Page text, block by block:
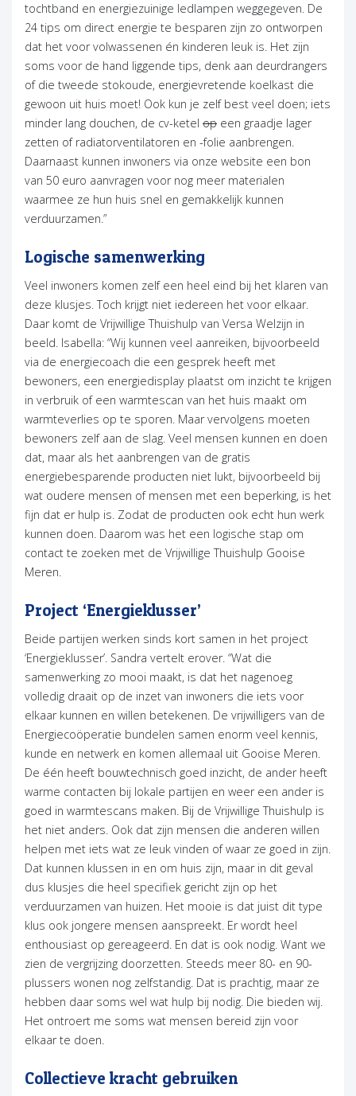
tochtband en energiezuinige ledlampen weggegeven. De
24 tips om direct energie te besparen zijn zo ontworpen
dat het voor volwassenen én kinderen leuk is. Het zijn
soms voor de hand liggende tips, denk aan deurdrangers
of die tweede stokoude, energievretende koelkast die
gewoon uit huis moet! Ook kun je zelf best veel doen; iets
minder lang douchen, de cv-ketel op een graadje lager
zetten of radiatorventilatoren en -folie aanbrengen.
Daarnaast kunnen inwoners via onze website een bon
van 50 euro aanvragen voor nog meer materialen
waarmee ze hun huis snel en gemakkelijk kunnen
verduurzamen.”
Logische samenwerking
Veel inwoners komen zelf een heel eind bij het klaren van
deze klusjes. Toch krijgt niet iedereen het voor elkaar.
Daar komt de Vrijwillige Thuishulp van Versa Welzijn in
beeld. Isabella: “Wij kunnen veel aanreiken, bijvoorbeeld
via de energiecoach die een gesprek heeft met
bewoners, een energiedisplay plaatst om inzicht te krijgen
in verbruik of een warmtescan van het huis maakt om
warmteverlies op te sporen. Maar vervolgens moeten
bewoners zelf aan de slag. Veel mensen kunnen en doen
dat, maar als het aanbrengen van de gratis
energiebesparende producten niet lukt, bijvoorbeeld bij
wat oudere mensen of mensen met een beperking, is het
fijn dat er hulp is. Zodat de producten ook echt hun werk
kunnen doen. Daarom was het een logische stap om
contact te zoeken met de Vrijwillige Thuishulp Gooise
Meren.
Project ‘Energieklusser’
Beide partijen werken sinds kort samen in het project
‘Energieklusser’. Sandra vertelt erover. “Wat die
samenwerking zo mooi maakt, is dat het nagenoeg
volledig draait op de inzet van inwoners die iets voor
elkaar kunnen en willen betekenen. De vrijwilligers van de
Energiecoöperatie bundelen samen enorm veel kennis,
kunde en netwerk en komen allemaal uit Gooise Meren.
De één heeft bouwtechnisch goed inzicht, de ander heeft
warme contacten bij lokale partijen en weer een ander is
goed in warmtescans maken. Bij de Vrijwillige Thuishulp is
het niet anders. Ook dat zijn mensen die anderen willen
helpen met iets wat ze leuk vinden of waar ze goed in zijn.
Dat kunnen klussen in en om huis zijn, maar in dit geval
dus klusjes die heel specifiek gericht zijn op het
verduurzamen van huizen. Het mooie is dat juist dit type
klus ook jongere mensen aanspreekt. Er wordt heel
enthousiast op gereageerd. En dat is ook nodig. Want we
zien de vergrijzing doorzetten. Steeds meer 80- en 90-
plussers wonen nog zelfstandig. Dat is prachtig, maar ze
hebben daar soms wel wat hulp bij nodig. Die bieden wij.
Het ontroert me soms wat mensen bereid zijn voor
elkaar te doen.
Collectieve kracht gebruiken